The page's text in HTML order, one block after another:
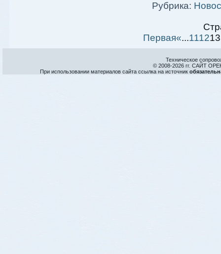
Рубрика:
Первая«...111213
Техническое
© 2008-2026 гг. САЙТ
При использовании материалов сайта ссылка на источник